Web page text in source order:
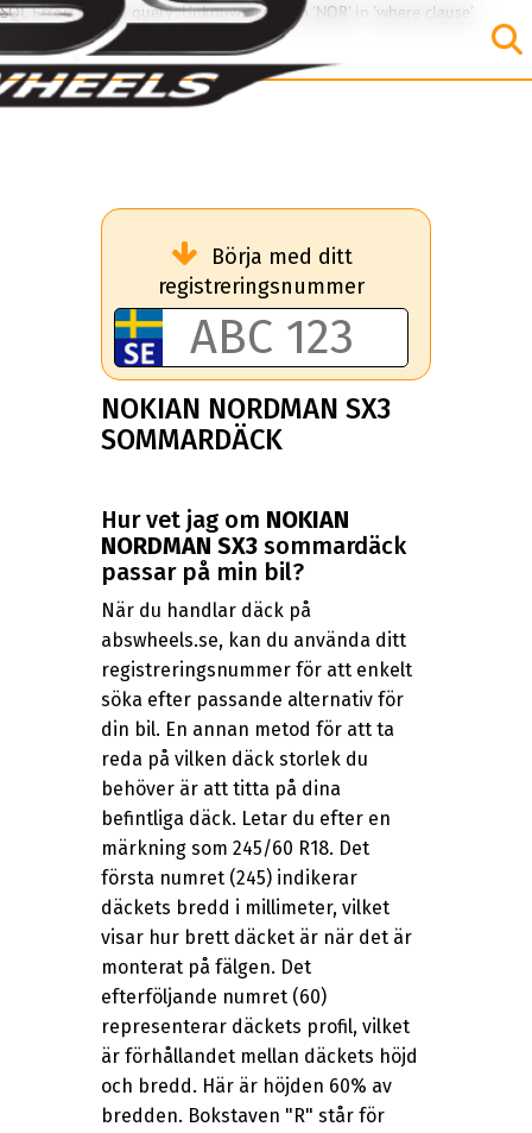
SQL Error: Invalid query: Unknown column 'NOR' in 'where clause'
Börja med ditt
registreringsnummer
NOKIAN NORDMAN SX3
SOMMARDÄCK
Hur vet jag om NOKIAN
NORDMAN SX3 sommardäck
passar på min bil?
När du handlar däck på
abswheels.se, kan du använda ditt
registreringsnummer för att enkelt
söka efter passande alternativ för
din bil. En annan metod för att ta
reda på vilken däck storlek du
behöver är att titta på dina
befintliga däck. Letar du efter en
märkning som 245/60 R18. Det
första numret (245) indikerar
däckets bredd i millimeter, vilket
visar hur brett däcket är när det är
monterat på fälgen. Det
efterföljande numret (60)
representerar däckets profil, vilket
är förhållandet mellan däckets höjd
och bredd. Här är höjden 60% av
bredden. Bokstaven "R" står för